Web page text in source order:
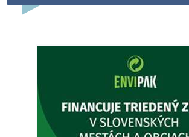
4. augusta 2026 15:30
Dnešný zvoz odpadu
Vážený občan, dnes 5. 8. sa zváža komunálny
5. augusta 2026 05:00